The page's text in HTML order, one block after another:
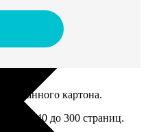
картона.
от 40 до 300 страниц.